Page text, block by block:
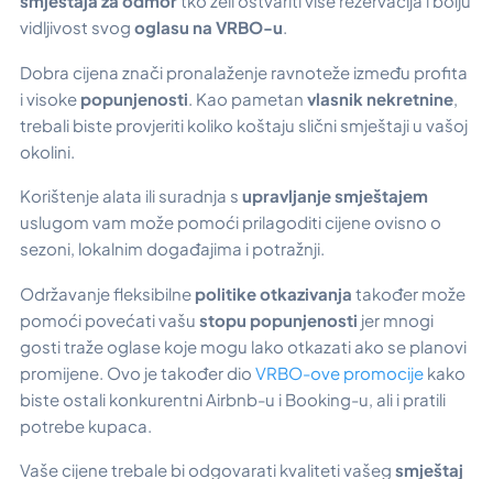
vidljivost svog oglasu na VRBO-u.
Dobra cijena znači pronalaženje ravnoteže između profita
i visoke popunjenosti . Kao pametan vlasnik nekretnine
trebali biste provjeriti koliko koštaju slični smještaji u vašoj
okolini.
Korištenje alata ili suradnja s upravljanje smještajem
uslugom vam može pomoći prilagoditi cijene ovisno o
sezoni, lokalnim događajima i potražnji.
Održavanje fleksibilne politike otkazivanja također može
pomoći povećati vašu stopu popunjenosti jer mnogi
gosti traže oglase koje mogu lako otkazati ako se planovi
promijene. Ovo je također dio VRBO-ove promocije kako
biste ostali konkurentni Airbnb-u i Booking-u, ali i pratili
potrebe kupaca.
Vaše cijene trebale bi odgovarati kvaliteti vašeg smještaj